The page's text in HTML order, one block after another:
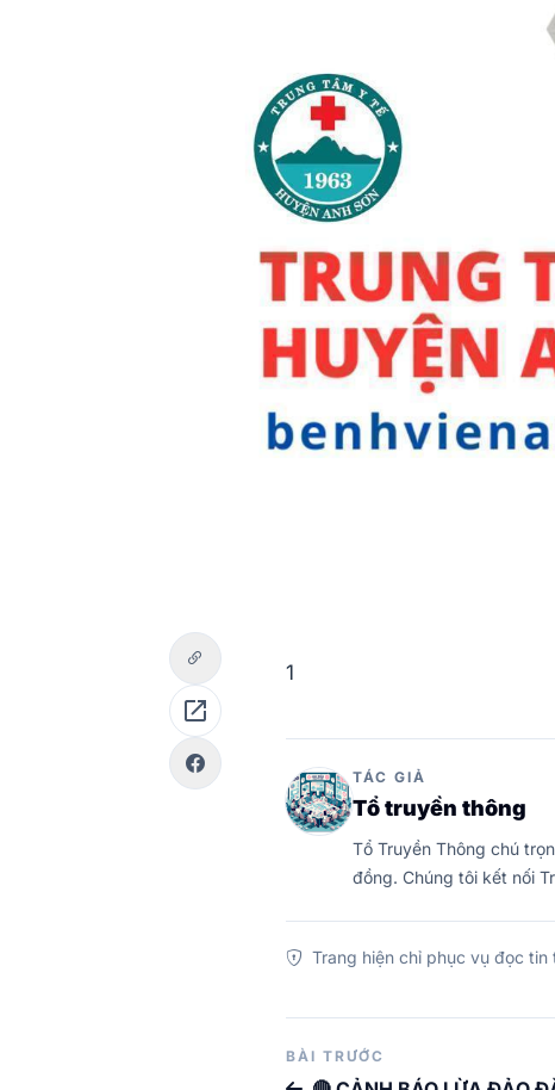
open_in_new
1
TÁC GIẢ
Tổ truyền thông
Tổ Truyền Thông chú
đồng. Chúng tôi kết nối
Trang hiện chỉ phục vụ đọc
BÀI TRƯỚC